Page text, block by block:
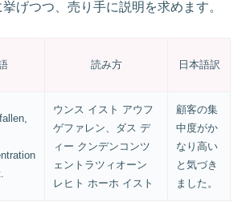
げつつ、売り手に説明を求めます。
読み方 日本語訳
ウンス イスト アウフ
ゲファレン、ダス デ
ィー クンデンコンツ
ェントラツィオーン
レヒト ホーホ イスト
顧客の集
中度がか
なり高い
と気づき
ました。